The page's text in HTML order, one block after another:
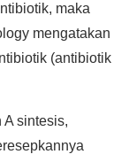
maka
mengatakan
(antibiotik
sintesis,